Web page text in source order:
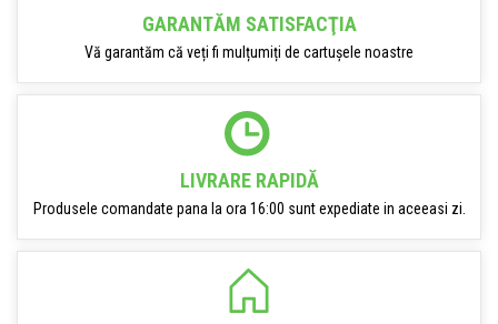
GARANTĂM SATISFACŢIA
Vă garantăm că veți fi mulțumiți de cartușele noastre
LIVRARE RAPIDĂ
Produsele comandate pana la ora 16:00 sunt expediate in aceeasi zi.